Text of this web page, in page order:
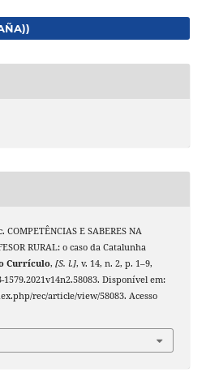
COMPETÊNCIAS E SABERES NA
RURAL: o caso da Catalunha
Currículo, [S. l.], v. 14, n. 2, p. 1–9,
1579.2021v14n2.58083. Disponível em:
rec/article/view/58083. Acesso